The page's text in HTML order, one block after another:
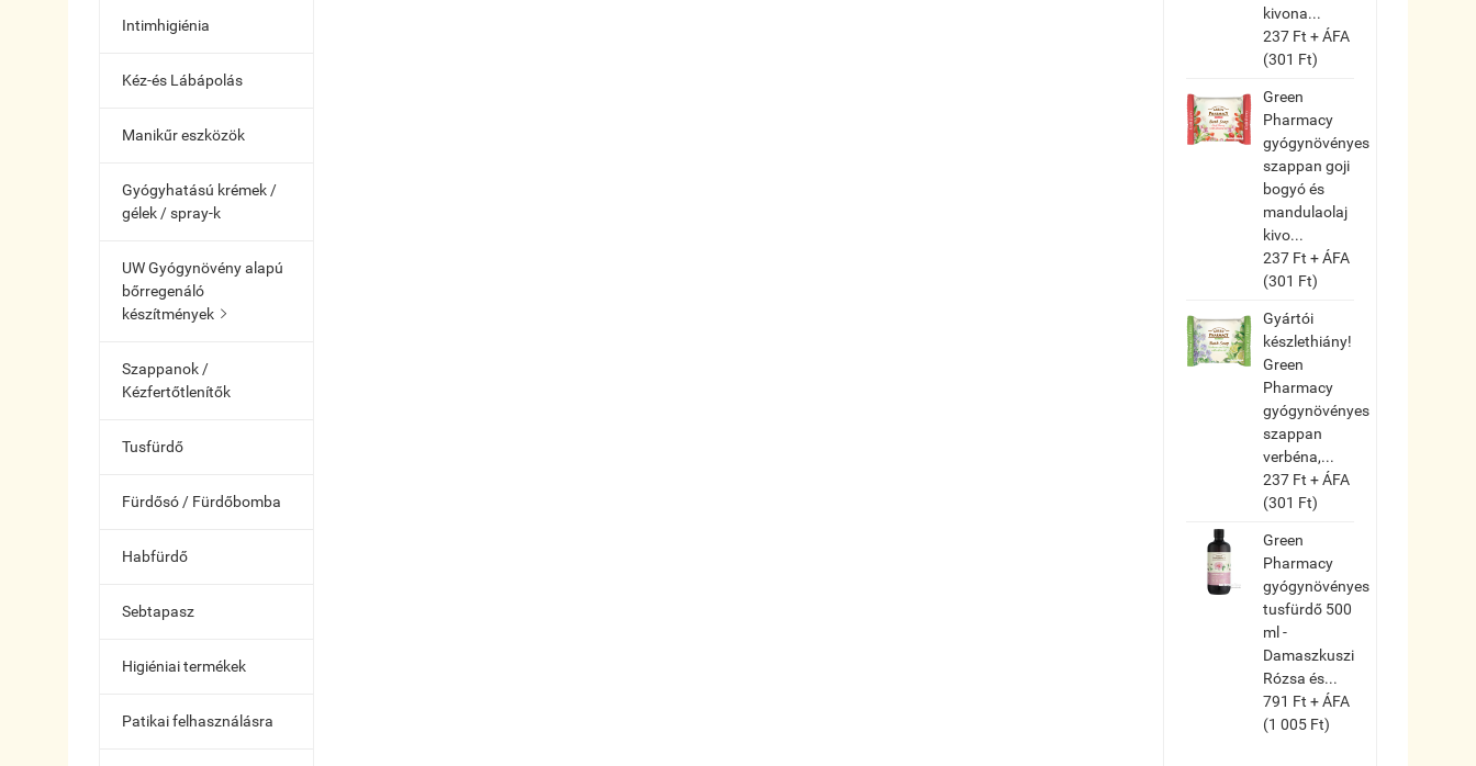
Intimhigiénia
Kéz-és Lábápolás
Manikűr eszközök
Gyógyhatású krémek /
gélek / spray-k
UW Gyógynövény alapú
bőrregenáló
készítmények 
Szappanok /
Kézfertőtlenítők
Tusfürdő
Fürdősó / Fürdőbomba
Habfürdő
Sebtapasz
Higiéniai termékek
Patikai felhasználásra
kivona...
237 Ft + ÁFA
(301 Ft)
Green
Pharmacy
gyógynövényes
szappan goji
bogyó és
mandulaolaj
kivo...
237 Ft + ÁFA
(301 Ft)
Gyártói
készlethiány!
Green
Pharmacy
gyógynövényes
szappan
verbéna,...
237 Ft + ÁFA
(301 Ft)
Green
Pharmacy
gyógynövényes
tusfürdő 500
ml -
Damaszkuszi
Rózsa és...
791 Ft + ÁFA
(1 005 Ft)